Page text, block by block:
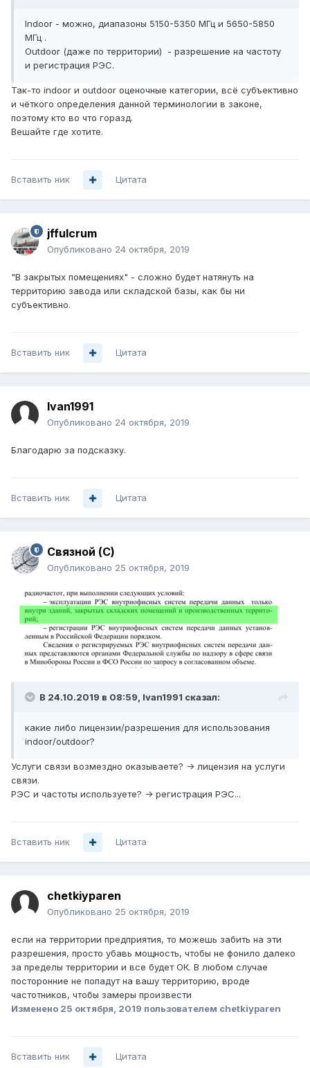
Indoor - можно, диапазоны 5150-5350 МГц и 5650-5850
МГц .
Outdoor (даже по территории) - разрешение на частоту
и регистрация РЭС.
Так-то indoor и outdoor оценочные категории, всё субъективно
и чёткого определения данной терминологии в законе,
поэтому кто во что горазд.
Вешайте где хотите.
Вставить ник Цитата
jffulcrum
Опубликовано 24 октября, 2019
"В закрытых помещениях" - сложно будет натянуть на
территорию завода или складской базы, как бы ни
субъективно.
Вставить ник Цитата
Ivan1991
Опубликовано 24 октября, 2019
Благодарю за подсказку.
Вставить ник Цитата
Связной (С)
Опубликовано 25 октября, 2019
В 24.10.2019 в 08:59, Ivan1991 сказал:
какие либо лицензии/разрешения для использования
indoor/outdoor?
Услуги связи возмездно оказываете? -> лицензия на услуги
связи.
РЭС и частоты используете? -> регистрация РЭС...
Вставить ник Цитата
chetkiyparen
Опубликовано 25 октября, 2019
если на территории предприятия, то можешь забить на эти
разрешения, просто убавь мощность, чтобы не фонило далеко
за пределы территории и все будет ОК. В любом случае
посторонние не попадут на вашу территорию, вроде
частотников, чтобы замеры произвести
Изменено 25 октября, 2019 пользователем chetkiyparen
Вставить ник Цитата